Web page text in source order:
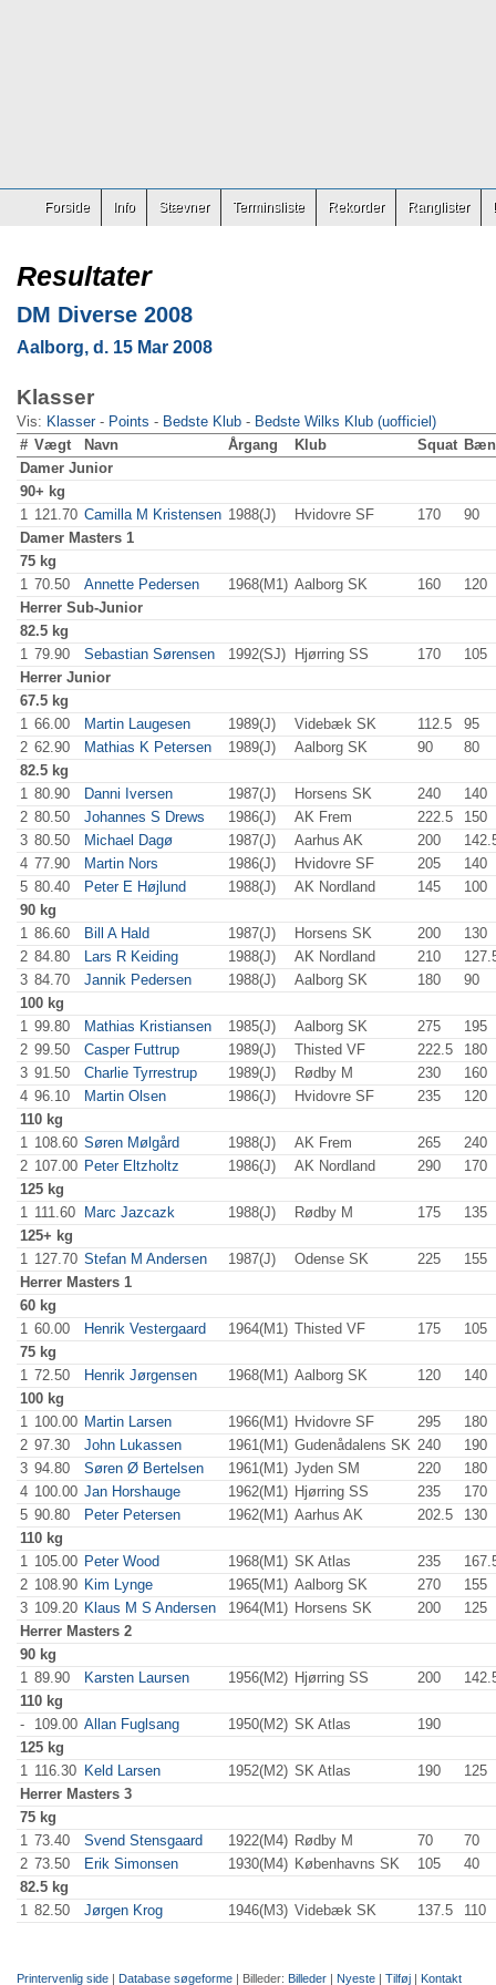
Forside Info Stævner Terminsliste Rekorder Ranglister
Resultater
DM Diverse 2008
Aalborg, d. 15 Mar 2008
Klasser
Vis: Klasser- Points - Bedste Klub - Bedste Wilks Klub (uofficiel)
# Vægt Navn Årgang Klub Squat
Damer Junior
90+ kg
1 121.70 Camilla M Kristensen 1988(J) Hvidovre SF 170 90
Damer Masters 1
75 kg
1 70.50 Annette Pedersen 1968(M1) Aalborg SK 160 120
Herrer Sub-Junior
82.5 kg
1 79.90 Sebastian Sørensen 1992(SJ) Hjørring SS 170 105
Herrer Junior
67.5 kg
1 66.00 Martin Laugesen 1989(J) Videbæk SK 112.5 95
2 62.90 Mathias K Petersen 1989(J) Aalborg SK 90 80
82.5 kg
1 80.90 Danni Iversen 1987(J) Horsens SK 240 140
2 80.50 Johannes S Drews 1986(J) AK Frem 222.5 150
3 80.50 Michael Dagø 1987(J) Aarhus AK 200
4 77.90 Martin Nors 1986(J) Hvidovre SF 205 140
5 80.40 Peter E Højlund 1988(J) AK Nordland 145 100
90 kg
1 86.60 Bill A Hald 1987(J) Horsens SK 200 130
2 84.80 Lars R Keiding 1988(J) AK Nordland 210
3 84.70 Jannik Pedersen 1988(J) Aalborg SK 180 90
100 kg
1 99.80 Mathias Kristiansen 1985(J) Aalborg SK 275 195
2 99.50 Casper Futtrup 1989(J) Thisted VF 222.5 180
3 91.50 Charlie Tyrrestrup 1989(J) Rødby M 230 160
4 96.10 Martin Olsen 1986(J) Hvidovre SF 235 120
110 kg
1 108.60 Søren Mølgård 1988(J) AK Frem 265 240
2 107.00 Peter Eltzholtz 1986(J) AK Nordland 290 170
125 kg
1 111.60 Marc Jazcazk 1988(J) Rødby M 175 135
125+ kg
1 127.70 Stefan M Andersen 1987(J) Odense SK 225 155
Herrer Masters 1
60 kg
1 60.00 Henrik Vestergaard 1964(M1) Thisted VF 175 105
75 kg
1 72.50 Henrik Jørgensen 1968(M1) Aalborg SK 120 140
100 kg
1 100.00 Martin Larsen 1966(M1) Hvidovre SF 295 180
2 97.30 John Lukassen 1961(M1) Gudenådalens SK 240 190
3 94.80 Søren Ø Bertelsen 1961(M1) Jyden SM 220 180
4 100.00 Jan Horshauge 1962(M1) Hjørring SS 235 170
5 90.80 Peter Petersen 1962(M1) Aarhus AK 202.5 130
110 kg
1 105.00 Peter Wood 1968(M1) SK Atlas 235
2 108.90 Kim Lynge 1965(M1) Aalborg SK 270 155
3 109.20 Klaus M S Andersen 1964(M1) Horsens SK 200 125
Herrer Masters 2
90 kg
1 89.90 Karsten Laursen 1956(M2) Hjørring SS 200
110 kg
-
109.00 Allan Fuglsang 1950(M2) SK Atlas 190
125 kg
1 116.30 Keld Larsen 1952(M2) SK Atlas 190 125
Herrer Masters 3
75 kg
1 73.40 Svend Stensgaard 1922(M4) Rødby M 70 70
2 73.50 Erik Simonsen 1930(M4) Københavns SK 105 40
82.5 kg
1 82.50 Jørgen Krog 1946(M3) Videbæk SK 137.5 110
Printervenlig side | Database søgeforme | Billeder: Billeder | Nyeste | Tilføj | Kontakt